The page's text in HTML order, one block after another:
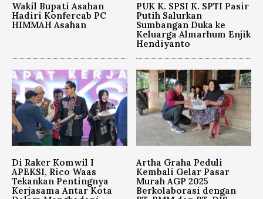
Wakil Bupati Asahan
Hadiri Konfercab PC
HIMMAH Asahan
PUK K. SPSI K. SPTI Pasir
Putih Salurkan
Sumbangan Duka ke
Keluarga Almarhum Enjik
Hendiyanto
Di Raker Komwil I
APEKSI, Rico Waas
Tekankan Pentingnya
Kerjasama Antar Kota
Artha Graha Peduli
Kembali Gelar Pasar
Murah AGP 2025
Berkolaborasi dengan